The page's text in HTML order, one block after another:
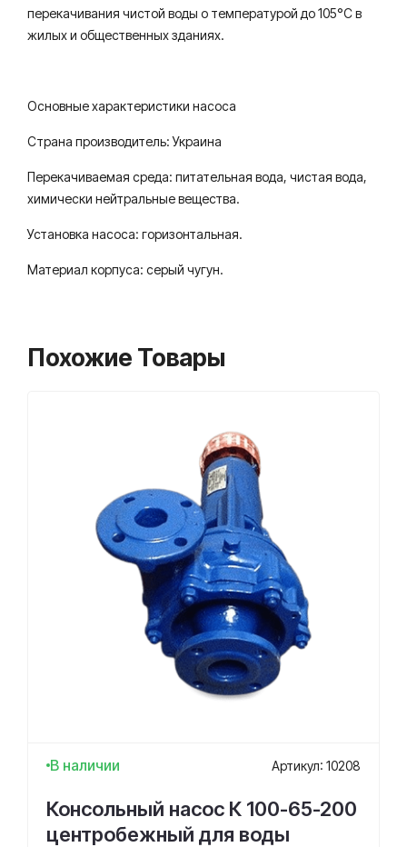
перекачивания чистой воды о температурой до 105°С в
жилых и общественных зданиях.
Основные характеристики насоса
Страна производитель: Украина
Перекачиваемая среда: питательная вода, чистая вода,
химически нейтральные вещества.
Установка насоса: горизонтальная.
Материал корпуса: серый чугун.
Похожие Товары
В наличии Артикул: 10208
Консольный насос К 100-65-200
центробежный для воды